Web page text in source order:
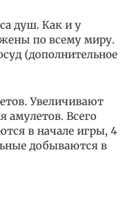
душ. Как и у
по всему миру.
(дополнительное
Увеличивают
амулетов. Всего
в начале игры, 4
добываются в